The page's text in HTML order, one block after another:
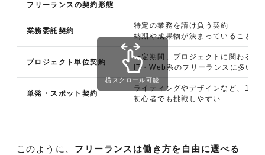
フリーランスの契約形態
業務委託契約
特定の業務を請け負う契約
納期や成果物が決まっていることが
プロジェクト単位契約
一定期間、プロジェクトに関わる契
IT・Web系のフリーランスに多い
単発・スポット契約
ライティングやデザインなど、1回
初心者でも挑戦しやすい
横スクロール可能
このように、 フリーランスは働き方を自由に選べる